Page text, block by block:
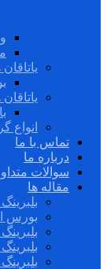
انواع
تماس با ما
درباره ما
سوالات
مقاله ها
بورس